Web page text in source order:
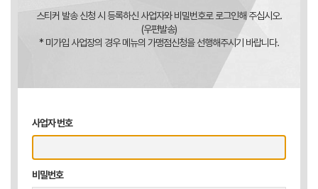
스티커 발송 신청 시 등록하신 사업자와 비밀번호로 로그인해 주십시오.
(우편발송)
* 미가입 사업장의 경우 메뉴의 가맹점신청을 선행해주시기 바랍니다.
사업자 번호
비밀번호